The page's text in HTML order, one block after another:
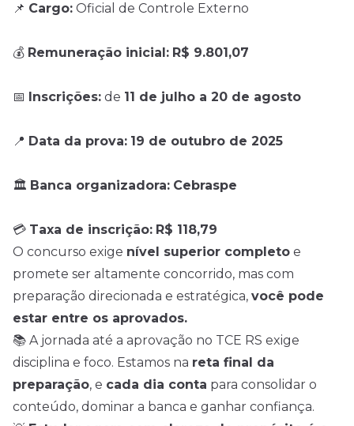
📌 Cargo: Oficial de Controle Externo
💰 Remuneração inicial: R$ 9.801,07
📅 Inscrições: de 11 de julho a 20 de agosto
📍 Data da prova: 19 de outubro de 2025
🏛️ Banca organizadora: Cebraspe
💳 Taxa de inscrição: R$ 118,79
O concurso exige nível superior completo e
promete ser altamente concorrido, mas com
preparação direcionada e estratégica, você pode
estar entre os aprovados.
📚 A jornada até a aprovação no TCE RS exige
disciplina e foco. Estamos na reta final da
preparação, e cada dia conta para consolidar o
conteúdo, dominar a banca e ganhar confiança.